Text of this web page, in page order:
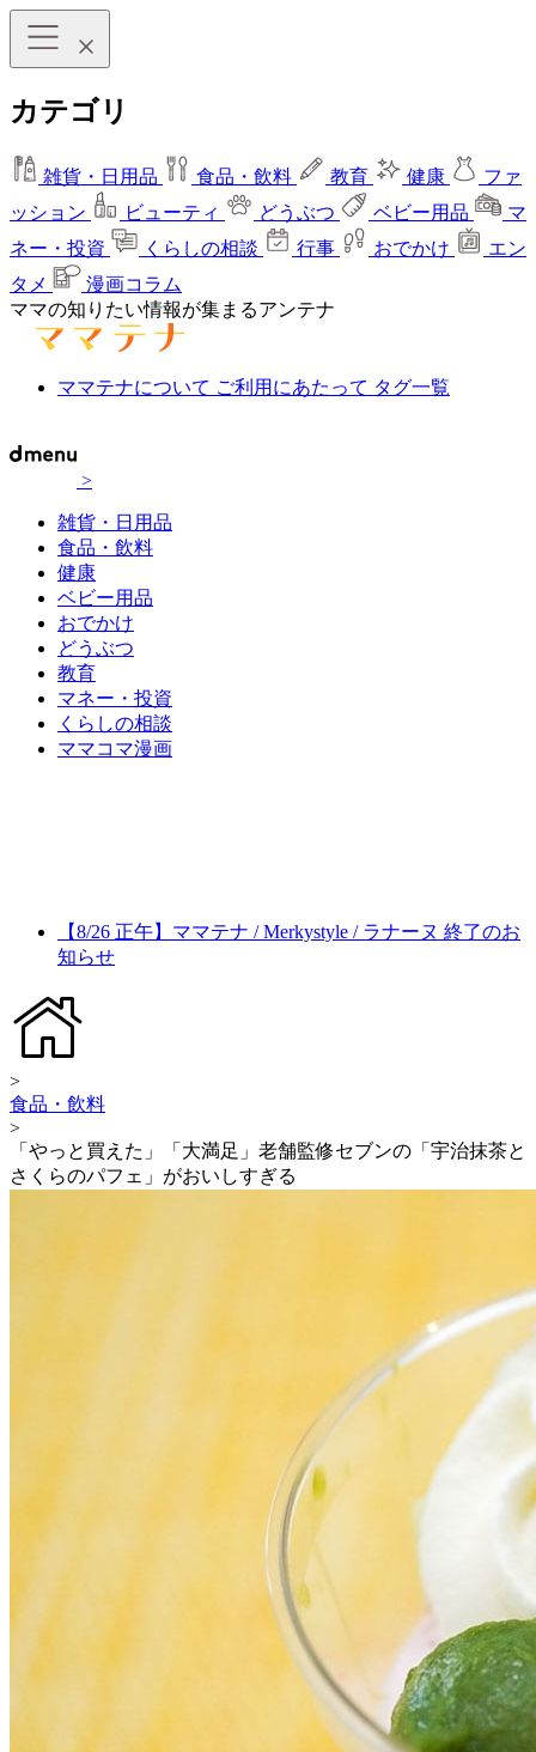
カテゴリ
雑貨・日用品 食品・飲料 教育 健康
ファ
ッション
ビューティ どうぶつ ベビー用品
マ
ネー・投資
くらしの相談 行事 おでかけ
エン
タメ
漫画コラム
ママの知りたい情報が集まるアンテナ
ママテナについて ご利用にあたって タグ一覧
>
雑貨・日用品
食品・飲料
健康
ベビー用品
おでかけ
どうぶつ
教育
マネー・投資
くらしの相談
ママコマ漫画
【8/26 正午】ママテナ / Merkystyle / ラナーヌ 終了のお
知らせ
>
食品・飲料
>
「やっと買えた」「大満足」老舗監修セブンの「宇治抹茶と
さくらのパフェ」がおいしすぎる